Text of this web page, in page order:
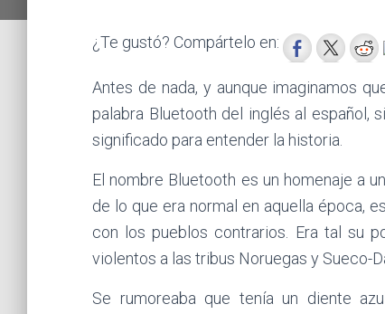
¿Te gustó? Compártelo en:
Antes de nada, y aunque imaginamos
palabra Bluetooth del inglés al español,
significado para entender la historia.
El nombre Bluetooth es un homenaje a
de lo que era normal en aquella época,
con los pueblos contrarios. Era tal su
violentos a las tribus Noruegas y Sueco-
Se rumoreaba que tenía un diente